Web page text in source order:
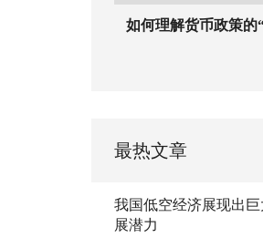
如何理解货币政策的
最热文章
我国低空经济展现出
展潜力